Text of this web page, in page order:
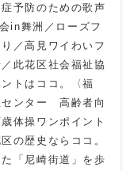
予防のための歌声
in舞洲／ローズフ
／高見ワイわいフ
此花区社会福祉協
トはココ。〈福
センター 高齢者向
体操ワンポイント
の歴史ならココ。
「尼崎街道」を歩